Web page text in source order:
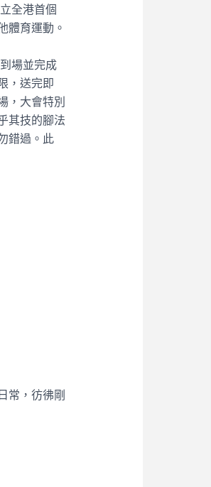
全港首個
體育運動。
場並完成
，送完即
，大會特別
其技的腳法
錯過。此
常，彷彿剛